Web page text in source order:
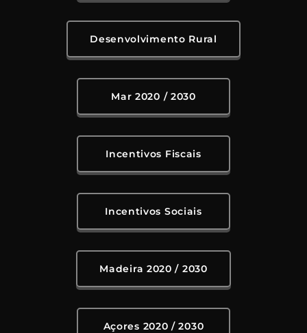
Desenvolvimento Rural
Mar 2020 / 2030
Incentivos Fiscais
Incentivos Sociais
Madeira 2020 / 2030
Açores 2020 / 2030